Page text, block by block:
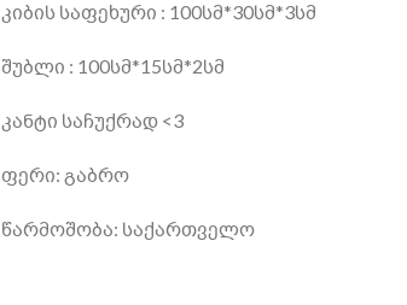
კიბის საფეხური : 100სმ*30სმ*3სმ
შუბლი : 100სმ*15სმ*2სმ
კანტი საჩუქრად <3
ფერი: გაბრო
წარმოშობა: საქართველო